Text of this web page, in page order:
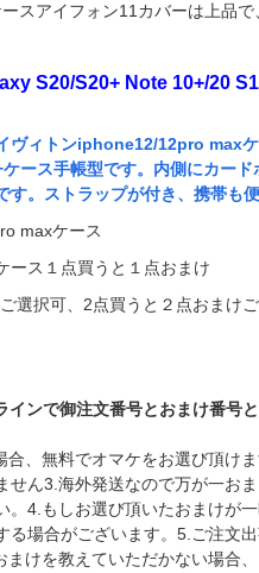
スアイフォン11カバーは上品
S20/S20+ Note 10+/20
ヴィトンiphone12/12pro max
ス手帳型です。内側にカード
。ストラップが付き、携帯も便
ース１点買うと１点おまけ
選択可、2点買うと２点おまけご
ンで御注文番号とおまけ番号
、無料でオマケをお選び頂け
せん3.海外発送なので万が一お
。4.もしお選び頂いたおまけが
る場合がございます。5.ご注文
けを教えていただかない場合